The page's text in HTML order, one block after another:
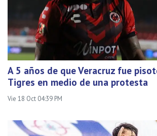
A 5 años de que Veracruz fue
Tigres en medio de una protesta
Vie 18 Oct 04:39 PM